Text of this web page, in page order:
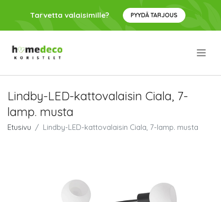
Tarvetta valaisimille? PYYDÄ TARJOUS
Lindby-LED-kattovalaisin Ciala, 7-
lamp. musta
Etusivu Lindby-LED-kattovalaisin Ciala, 7-lamp. musta